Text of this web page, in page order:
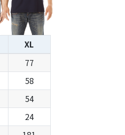
XL
77
58
54
24